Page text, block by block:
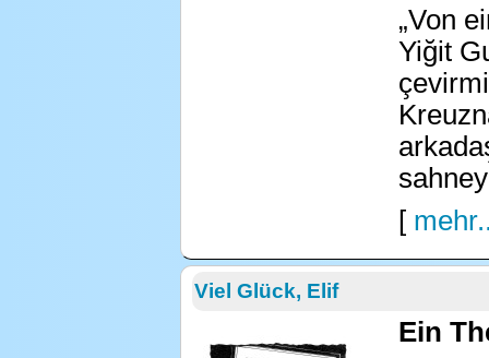
„Von
Yiğit
[
Viel Glück, Elif
Ein